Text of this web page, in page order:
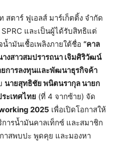
สตาร์ ฟูเอลส์ มาร์เก็ตติ้ง จำกัด
และเป็นผู้ได้รับสิทธิแต่
น้ำมันเชื้อเพลิงภายใต้ชื่อ “คาล
างสาวสมปรารถนา เจิมศิริวัฒน์
การลงทุนและพัฒนาธุรกิจค้า
นายสุทธิชัย พนิตนรากุล นายก
ะเทศไทย (ที่ 4 จากซ้าย) จัด
2025 เพื่อเปิดโอกาสให้
ารน้ำมันคาลเท็กซ์ และสมาชิก
าสพบปะ พูดคุย และมองหา